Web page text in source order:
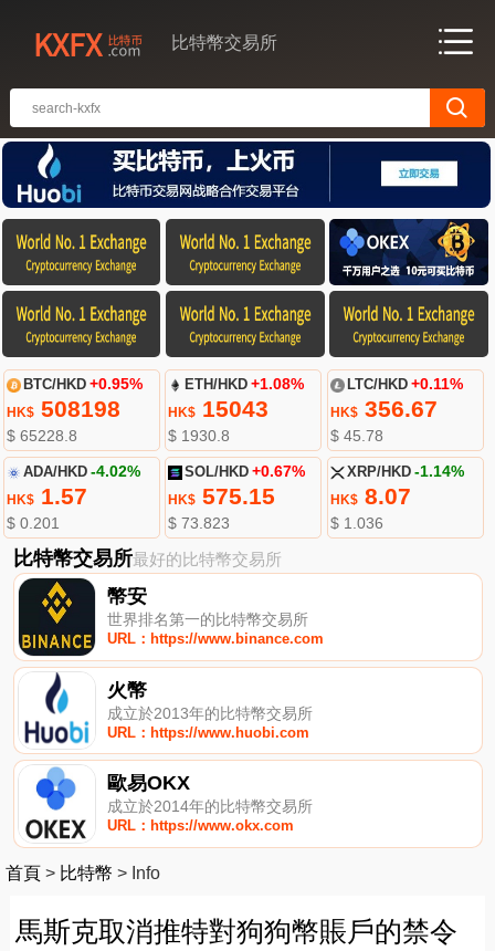
比特幣交易所
BTC/HKD +0.95%
HK$508198
$ 65228.8
ETH/HKD +1.08%
HK$ 15043
$ 1930.8
LTC/HKD +0.11%
HK$356.67
$ 45.78
ADA/HKD -4.02%
HK$1.57
$ 0.201
SOL/HKD +0.67%
HK$ 575.15
$ 73.823
XRP/HKD -1.14%
HK$8.07
$ 1.036
比特幣交易所最好的比特幣交易所
幣安
世界排名第一的比特幣交易所
URL：https://www.binance.com
火幣
成立於2013年的比特幣交易所
URL：https://www.huobi.com
歐易OKX
成立於2014年的比特幣交易所
URL：https://www.okx.com
首頁 > 比特幣 > Info
馬斯克取消推特對狗狗幣賬戶的禁令